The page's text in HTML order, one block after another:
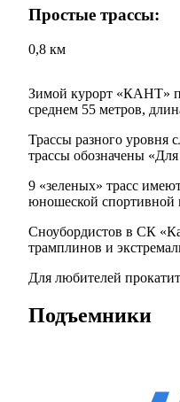
Простые трассы:
0,8 км
Зимой курорт «КАНТ»
среднем 55 метров,
Трассы разного уровня
трассы обозначены
9 «зеленых» трасс
юношеской спортивной
Сноубордистов в СК
трамплинов и
Для любителей
Подъемники